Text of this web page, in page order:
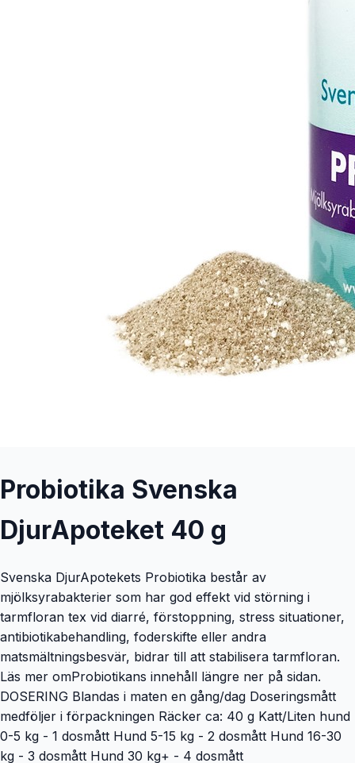
Probiotika Svenska
DjurApoteket 40 g
Svenska DjurApotekets Probiotika består av
mjölksyrabakterier som har god effekt vid störning i
tarmfloran tex vid diarré, förstoppning, stress situationer,
antibiotikabehandling, foderskifte eller andra
matsmältningsbesvär, bidrar till att stabilisera tarmfloran.
Läs mer omProbiotikans innehåll längre ner på sidan.
DOSERING Blandas i maten en gång/dag Doseringsmått
medföljer i förpackningen Räcker ca: 40 g Katt/Liten hund
0-5 kg - 1 dosmått Hund 5-15 kg - 2 dosmått Hund 16-30
kg - 3 dosmått Hund 30 kg+ - 4 dosmått